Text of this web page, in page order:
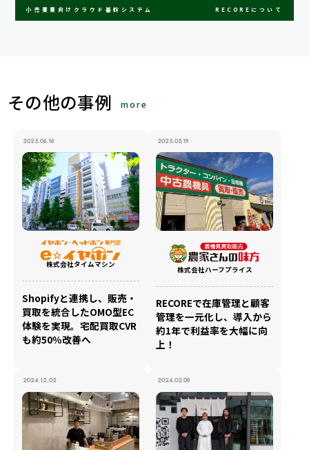
小売業業向けクラウド基幹システム RECOREについて
その他の事例 more
株式会社タイムマシン
2025.06.16
Shopifyと連携し、販売・
買取を統合したOMO型EC
体験を実現。宅配買取CVR
も約50％改善へ
株式会社ハーフプライス
2025.05.19
RECOREで在庫管理と顧客
管理を一元化し、導入から
約1年で利益率を大幅に向
上！
2024.12.02 2024.02.08